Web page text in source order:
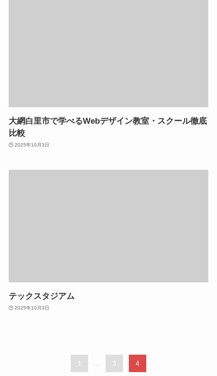
大網白里市で学べるWebデザイン教室・スクール徹底
比較
2025年10月3日
テックスタジアム
2025年10月3日
1 3 4